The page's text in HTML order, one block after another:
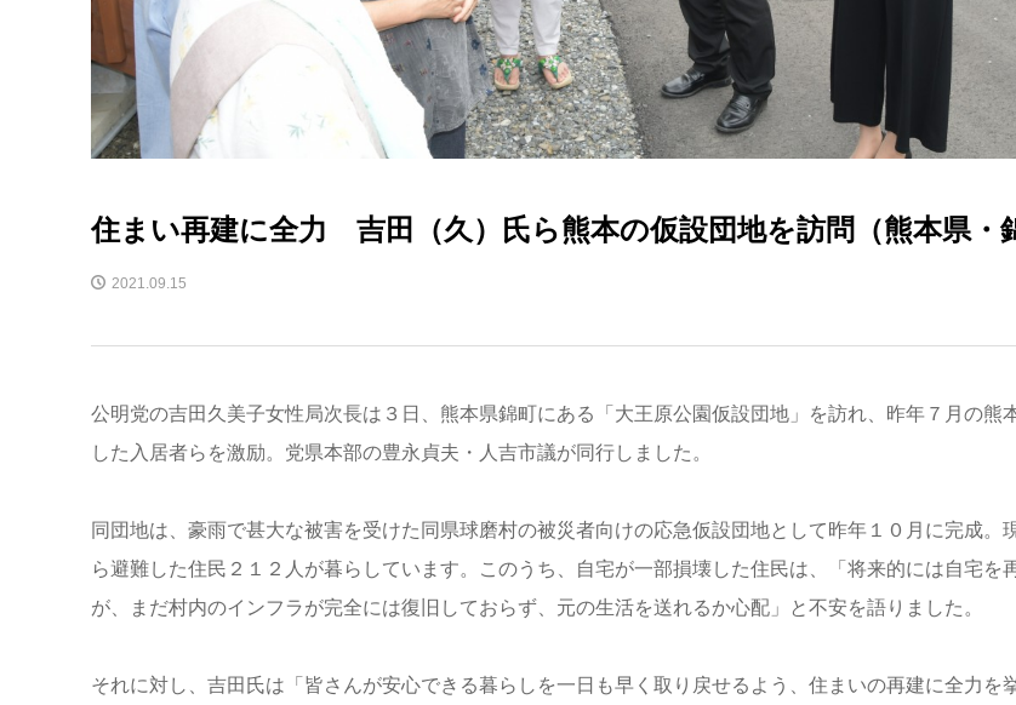
住まい再建に全力 吉田（久）氏ら熊本の仮設団地を訪問（熊本県・
2021.09.15
公明党の吉田久美子女性局次長は３日、熊本県錦町にある「大王原公園仮設団地」を訪れ、昨年７月の熊
した入居者らを激励。党県本部の豊永貞夫・人吉市議が同行しました。
同団地は、豪雨で甚大な被害を受けた同県球磨村の被災者向けの応急仮設団地として昨年１０月に完成。
ら避難した住民２１２人が暮らしています。このうち、自宅が一部損壊した住民は、「将来的には自宅を
が、まだ村内のインフラが完全には復旧しておらず、元の生活を送れるか心配」と不安を語りました。
それに対し、吉田氏は「皆さんが安心できる暮らしを一日も早く取り戻せるよう、住まいの再建に全力を